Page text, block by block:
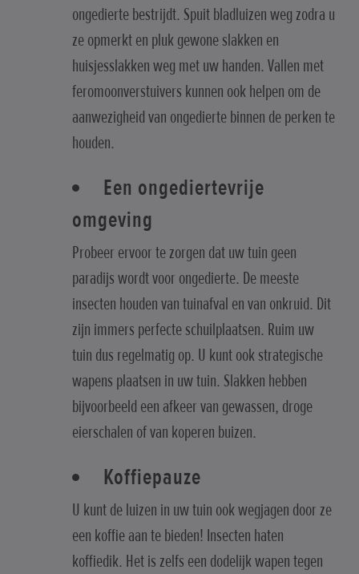
ongedierte bestrijdt. Spuit bladluizen weg zodra u
ze opmerkt en pluk gewone slakken en
huisjesslakken weg met uw handen. Vallen met
feromoonverstuivers kunnen ook helpen om de
aanwezigheid van ongedierte binnen de perken te
houden.
Een ongediertevrije
omgeving
Probeer ervoor te zorgen dat uw tuin geen
paradijs wordt voor ongedierte. De meeste
insecten houden van tuinafval en van onkruid. Dit
zijn immers perfecte schuilplaatsen. Ruim uw
tuin dus regelmatig op. U kunt ook strategische
wapens plaatsen in uw tuin. Slakken hebben
bijvoorbeeld een afkeer van gewassen, droge
eierschalen of van koperen buizen.
Koffiepauze
U kunt de luizen in uw tuin ook wegjagen door ze
een koffie aan te bieden! Insecten haten
koffiedik. Het is zelfs een dodelijk wapen tegen